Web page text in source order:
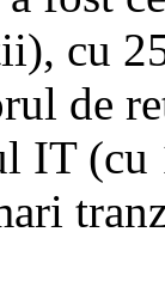
cu
de
IT (cu